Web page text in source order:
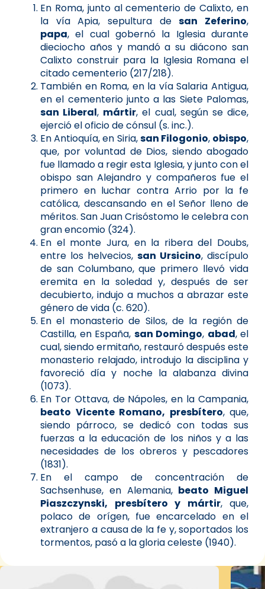
En Roma, junto al cementerio de Calixto, en
la vía Apia, sepultura desan Zeferino,
papa, el cual gobernó la Iglesia durante
dieciocho años y mandó a su diácono san
Calixto construir para la Iglesia Romana el
citado cementerio (217/218).
También en Roma, en la vía Salaria Antigua,
en el cementerio junto a las Siete Palomas,
san Liberal, mártir, el cual, según se dice,
ejerció el oficio de cónsul (s. inc.).
En Antioquía, en Siria,san Filogonio, obispo,
que, por voluntad de Dios, siendo abogado
fue llamado a regir esta Iglesia, y junto con el
obispo san Alejandro y compañeros fue el
primero en luchar contra Arrio por la fe
católica, descansando en el Señor lleno de
méritos. San Juan Crisóstomo le celebra con
gran encomio (324).
En el monte Jura, en la ribera del Doubs,
entre los helvecios, san Ursicino, discípulo
de san Columbano, que primero llevó vida
eremita en la soledad y, después de ser
decubierto, indujo a muchos a abrazar este
género de vida (c. 620).
En el monasterio de Silos, de la región de
Castilla, en España, san Domingo, abad, el
cual, siendo ermitaño, restauró después este
monasterio relajado, introdujo la disciplina y
favoreció día y noche la alabanza divina
(1073).
En Tor Ottava, de Nápoles, en la Campania,
beato Vicente Romano, presbítero, que,
siendo párroco, se dedicó con todas sus
fuerzas a la educación de los niños y a las
necesidades de los obreros y pescadores
(1831).
En el campo de concentración de
Sachsenhuse, en Alemania, beato Miguel
Piaszczynski, presbítero y mártir, que,
polaco de orígen, fue encarcelado en el
extranjero a causa de la fe y, soportados los
tormentos, pasó a la gloria celeste (1940).